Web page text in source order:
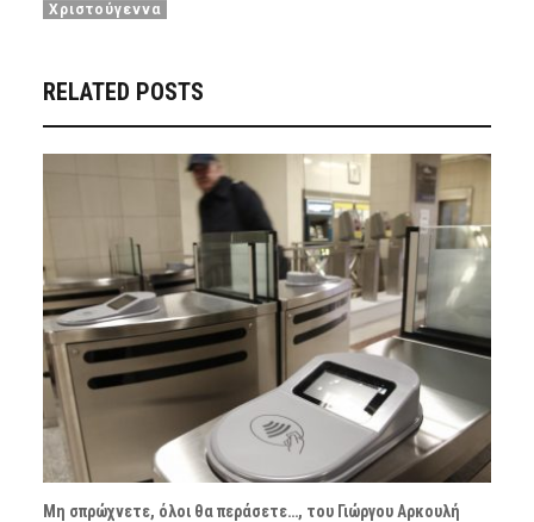
Χριστούγεννα
RELATED POSTS
Μη σπρώχνετε, όλοι θα περάσετε…, του Γιώργου Αρκουλή